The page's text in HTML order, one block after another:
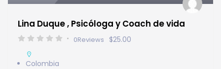
Lina Duque , Psicóloga y Coach de vida
0Reviews $25.00
Colombia